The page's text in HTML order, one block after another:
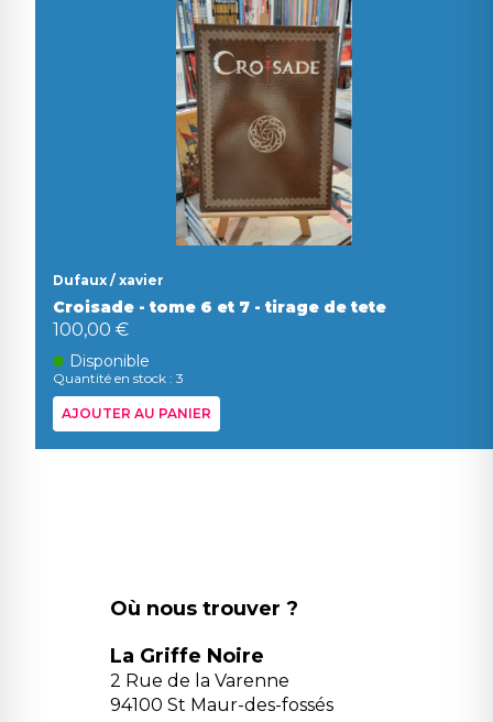
Dufaux / xavier
Croisade - tome 6 et 7 - tirage de tete
100,00 €
Disponible
Quantité en stock : 3
AJOUTER AU PANIER
Où nous trouver ?
La Griffe Noire
2 Rue de la Varenne
94100 St Maur-des-fossés